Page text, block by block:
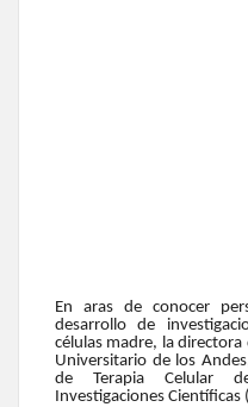
En aras de conocer
desarrollo de
células madre, la
Universitario de los
de Terapia Celular
Investigaciones Científicas